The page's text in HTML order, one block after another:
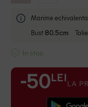
Marime echivalenta
Bust 80.5cm Talie
In stoc
-50 LEI LA